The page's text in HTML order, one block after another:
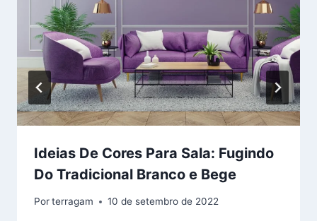
Ideias De Cores Para Sala: Fugindo
Do Tradicional Branco e Bege
Porterragam 10 de setembro de 2022